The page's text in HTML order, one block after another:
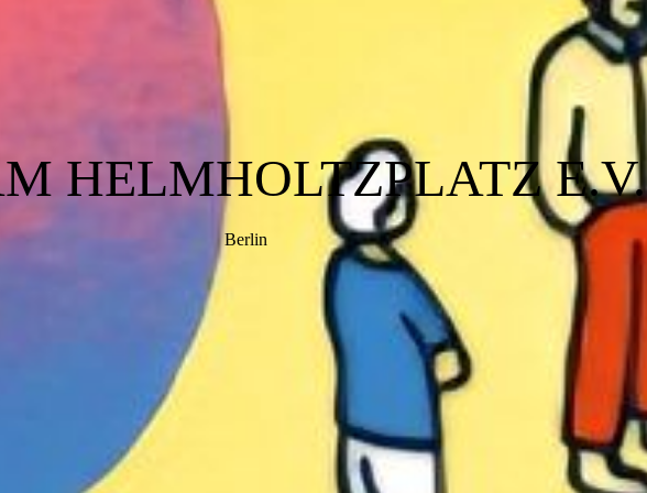
HELMHOLTZPLATZ E.V.
Berlin